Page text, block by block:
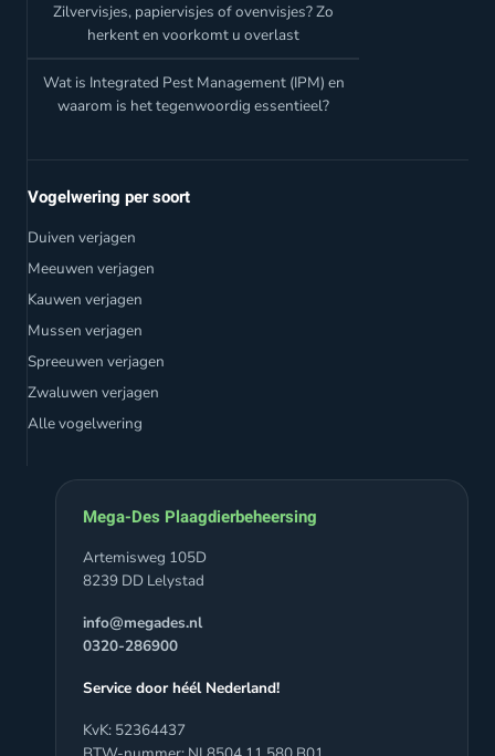
Zilvervisjes, papiervisjes of ovenvisjes? Zo
herkent en voorkomt u overlast
Wat is Integrated Pest Management (IPM) en
waarom is het tegenwoordig essentieel?
Vogelwering per soort
Duiven verjagen
Meeuwen verjagen
Kauwen verjagen
Mussen verjagen
Spreeuwen verjagen
Zwaluwen verjagen
Alle vogelwering
Mega-Des Plaagdierbeheersing
Artemisweg 105D
8239 DD Lelystad
info@megades.nl
0320-286900
Service door héél Nederland!
KvK: 52364437